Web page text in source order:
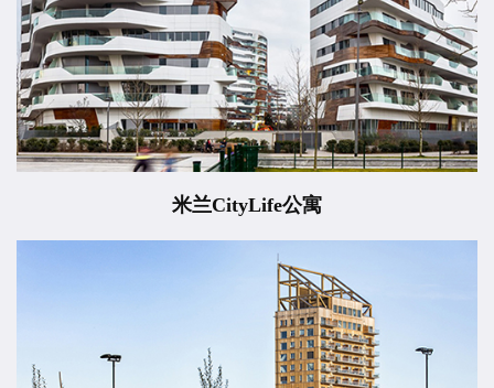
米兰CityLife公寓